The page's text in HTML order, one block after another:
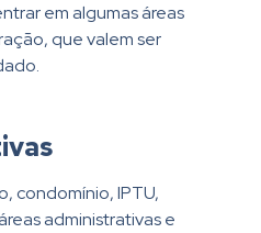
em algumas áreas
que valem ser
condomínio, IPTU,
administrativas e